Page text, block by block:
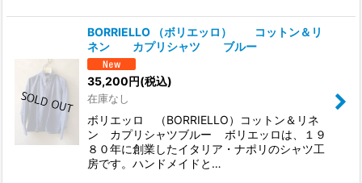
BORRIELLO （ボリエッロ） コットン＆リ
ネン カプリシャツ ブルー
35,200 円(税込)
在庫なし
ボリエッロ （BORRIELLO）コットン＆リネ
ン カプリシャツブルー ボリエッロは、１９
８０年に創業したイタリア・ナポリのシャツ工
房です。ハンドメイドと…